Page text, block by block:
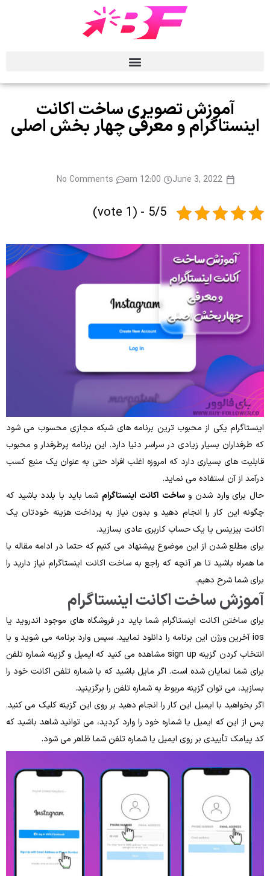
آموزش تصویری ساخت اکانت
اینستاگرام و معرفی چهار بخش اصلی
June 3, 2022
12:00 am
No Comments
5/5 - (1 vote)
اینستاگرام یکی از محبوب ‌ترین برنامه ‌های شبکه مجازی محسوب می‌ شود
که طرفداران بسیار زیادی در سراسر دنیا دارد. این برنامه‌ پرطرفدار و محبوب
قابلیت‌ های بسیاری دارد که امروزه اغلب افراد حتی به‌ عنوان یک منبع کسب
درآمد از آن استفاده می‌ نماید.
حال برای وارد شدن وساخت اکانت اینستاگرام شما باید با بلدد باشید که
چگونه این کار را انجام دهید و بدون نیاز به پرداخت هزینه خودتان یک
اکانت بیزینس یا یک حساب کاربری عادی بسازید.
برای مطلع شدن از این‌ موضوع پیشنهاد می ‌کنیم که حتما در ادامه مقاله با
ما همراه باشید تا هر آنچه که راجع‌ به ساخت اکانت اینستاگرام نیاز دارید را
برای شما شرح دهیم.
آموزش ساخت اکانت اینستاگرام
برای ساختن اکانت اینستاگرام شما باید در فروشگاه‌ های موجود اندروید یا
ios آخرین ورژن این برنامه را دانلود نمایید. سپس وارد برنامه می‌ شوید و با
انتخاب کردن گزینه sign up مشاهده می ‌کنید که ایمیل و گزینه شماره‌ تلفن
برای شما نمایان شده‌ است. اگر مایل باشید که با شماره‌ تلفن اکانت خود را
بسازید، می‌ توان گزینه مربوط به شماره‌ تلفن را برگزینید.
اگر بخواهید با ایمیل این کار را انجام دهید بر روی این گزینه کلیک می‌ کنید.
پس‌ از این ‌که ایمیل یا شماره خود را وارد کردید، می ‌توانید شاهد باشید که
کد پیامک تأییدی بر روی ایمیل یا شماره‌ تلفن شما ظاهر می ‌شود.